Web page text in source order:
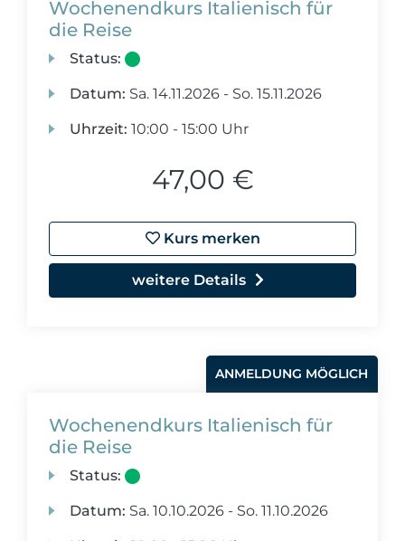
Wochenendkurs Italienisch für
die Reise
Status:
Datum: Sa. 14.11.2026 - So. 15.11.2026
Uhrzeit: 10:00 - 15:00 Uhr
47,00 €
Kurs merken
weitere Details
ANMELDUNG MÖGLICH
Wochenendkurs Italienisch für
die Reise
Status:
Datum: Sa. 10.10.2026 - So. 11.10.2026